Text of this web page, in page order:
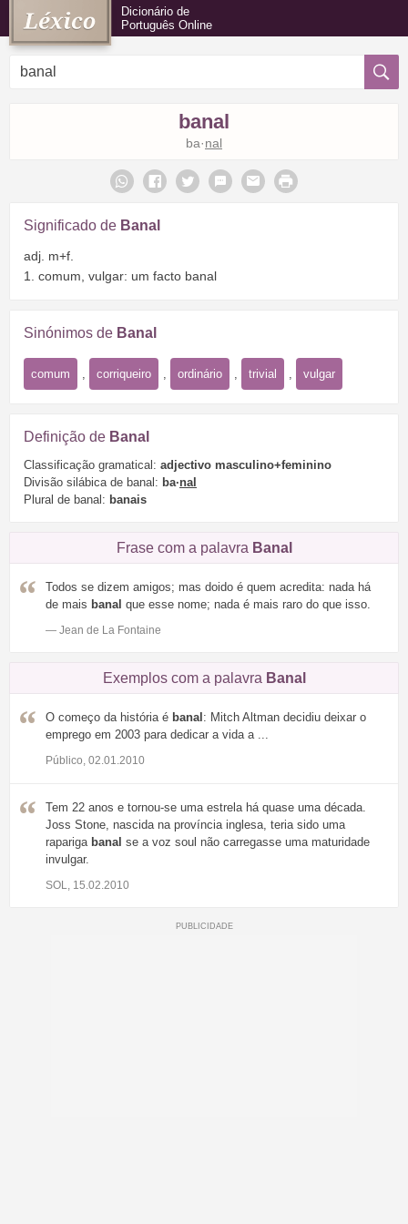
Dicionário de
Português Online
banal
ba·nal
Significado de Banal
adj. m+f.
1. comum, vulgar: um facto banal
Sinónimos de Banal
comum corriqueiro ordinário trivial vulgar
Definição de Banal
Classificação gramatical: adjectivo masculino+feminino
Divisão silábica de banal: ba·nal
Plural de banal: banais
Frase com a palavra Banal
Todos se dizem amigos; mas doido é quem acredita: nada há
de mais banal que esse nome; nada é mais raro do que isso.
— Jean de La Fontaine
Exemplos com a palavra Banal
O começo da história é banal : Mitch Altman decidiu deixar o
emprego em 2003 para dedicar a vida a ...
Público, 02.01.2010
Tem 22 anos e tornou-se uma estrela há quase uma década.
Joss Stone, nascida na província inglesa, teria sido uma
rapariga banal se a voz soul não carregasse uma maturidade
invulgar.
SOL, 15.02.2010